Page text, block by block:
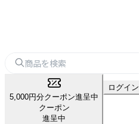
5,000円分クーポン進呈中
クーポン
進呈中
ログイン